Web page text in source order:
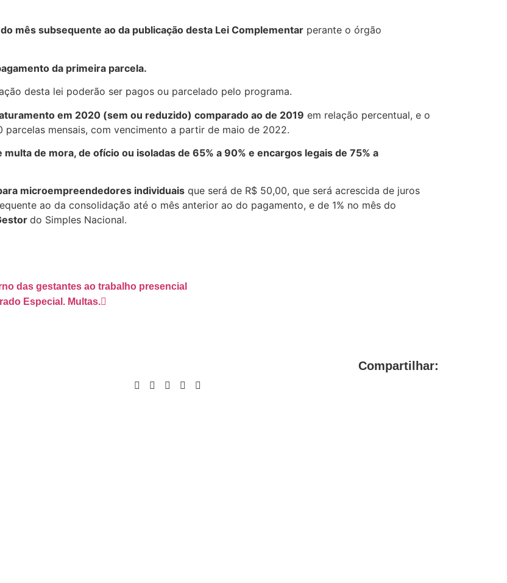
mês subsequente ao da publicação desta Lei Complementar perante o órgão
da primeira parcela.
desta lei poderão ser pagos ou parcelado pelo programa.
em 2020 (sem ou reduzido) comparado ao de 2019 em relação percentual, e o
mensais, com vencimento a partir de maio de 2022.
de mora, de ofício ou isoladas de 65% a 90% e encargos legais de 75% a
microempreendedores individuais que será de R$ 50,00, que será acrescida de juros
ao da consolidação até o mês anterior ao do pagamento, e de 1% no mês do
do Simples Nacional.
das gestantes ao trabalho presencial
Especial. Multas.
Compartilhar: